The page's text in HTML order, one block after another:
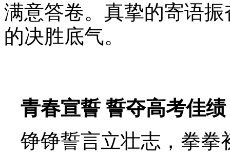
满意答卷。真挚的寄语
的决胜底气。
青春宣誓 誓夺高考佳绩
铮铮誓言立壮志，拳拳